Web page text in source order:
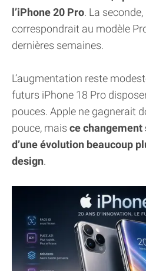
l’iPhone 20 Pro. La
correspondrait au modèle
dernières semaines.
L’augmentation reste
futurs iPhone 18 Pro
pouces. Apple ne gagnerait
pouce, mais ce changement
d’une évolution beaucoup
design.